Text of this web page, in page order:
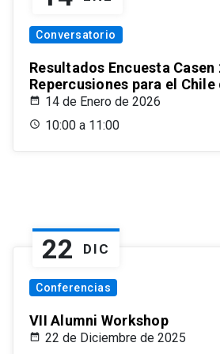
Conversatorio
Resultados Encuesta Casen
Repercusiones para el Chile
14 de Enero de 2026
10:00 a 11:00
22 DIC
Conferencias
VII Alumni Workshop
22 de Diciembre de 2025